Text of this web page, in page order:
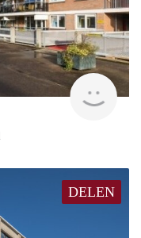
DELEN